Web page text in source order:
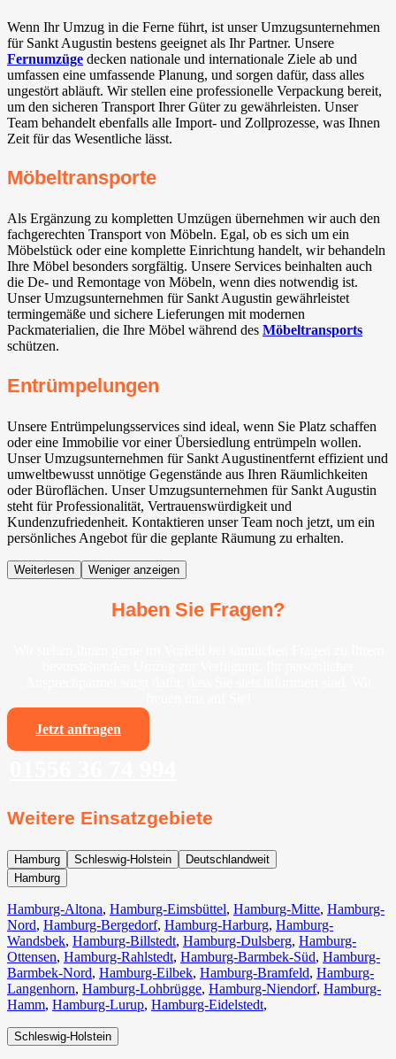
Wenn Ihr Umzug in die Ferne führt, ist unser Umzugsunternehmen
für Sankt Augustin bestens geeignet als Ihr Partner. Unsere
Fernumzüge decken nationale und internationale Ziele ab und
umfassen eine umfassende Planung, und sorgen dafür, dass alles
ungestört abläuft. Wir stellen eine professionelle Verpackung bereit,
um den sicheren Transport Ihrer Güter zu gewährleisten. Unser
Team behandelt ebenfalls alle Import- und Zollprozesse, was Ihnen
Zeit für das Wesentliche lässt.
Möbeltransporte
Als Ergänzung zu kompletten Umzügen übernehmen wir auch den
fachgerechten Transport von Möbeln. Egal, ob es sich um ein
Möbelstück oder eine komplette Einrichtung handelt, wir behandeln
Ihre Möbel besonders sorgfältig. Unsere Services beinhalten auch
die De- und Remontage von Möbeln, wenn dies notwendig ist.
Unser Umzugsunternehmen für Sankt Augustin gewährleistet
termingemäße und sichere Lieferungen mit modernen
Packmaterialien, die Ihre Möbel während des Möbeltransports
schützen.
Entrümpelungen
Unsere Entrümpelungsservices sind ideal, wenn Sie Platz schaffen
oder eine Immobilie vor einer Übersiedlung entrümpeln wollen.
Unser Umzugsunternehmen für Sankt Augustinentfernt effizient und
umweltbewusst unnötige Gegenstände aus Ihren Räumlichkeiten
oder Büroflächen. Unser Umzugsunternehmen für Sankt Augustin
steht für Professionalität, Vertrauenswürdigkeit und
Kundenzufriedenheit. Kontaktieren unser Team noch jetzt, um ein
persönliches Angebot für die geplante Räumung zu erhalten.
Weiterlesen Weniger anzeigen
Haben Sie Fragen?
Jetzt anfragen
Weitere Einsatzgebiete
Hamburg Schleswig-Holstein
Deutschlandweit
Hamburg
Hamburg-Altona, Hamburg-Eimsbüttel, Hamburg-Mitte, Hamburg-
Nord, Hamburg-Bergedorf, Hamburg-Harburg, Hamburg-
Wandsbek, Hamburg-Billstedt, Hamburg-Dulsberg, Hamburg-
Ottensen, Hamburg-Rahlstedt, Hamburg-Barmbek-Süd, Hamburg-
Barmbek-Nord, Hamburg-Eilbek, Hamburg-Bramfeld, Hamburg-
Langenhorn, Hamburg-Lohbrügge, Hamburg-Niendorf, Hamburg-
Hamm, Hamburg-Lurup, Hamburg-Eidelstedt,
Schleswig-Holstein